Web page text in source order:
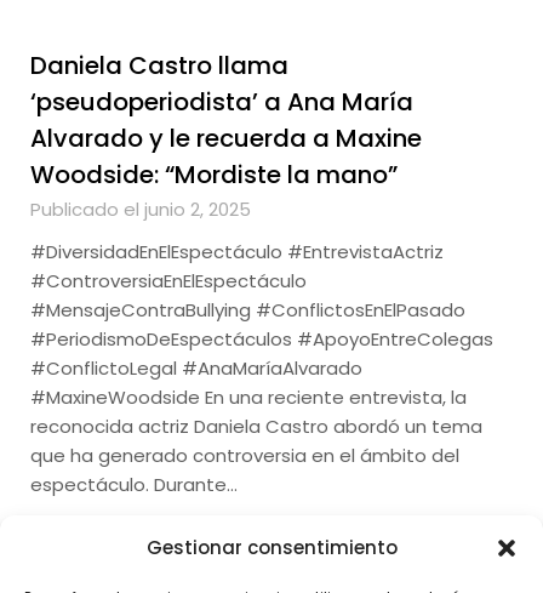
Daniela Castro llama
‘pseudoperiodista’ a Ana María
Alvarado y le recuerda a Maxine
Woodside: “Mordiste la mano”
Publicado el junio 2, 2025
#DiversidadEnElEspectáculo #EntrevistaActriz
#ControversiaEnElEspectáculo
#MensajeContraBullying #ConflictosEnElPasado
#PeriodismoDeEspectáculos #ApoyoEntreColegas
#ConflictoLegal #AnaMaríaAlvarado
#MaxineWoodside En una reciente entrevista, la
reconocida actriz Daniela Castro abordó un tema
que ha generado controversia en el ámbito del
espectáculo. Durante…
Gestionar consentimiento